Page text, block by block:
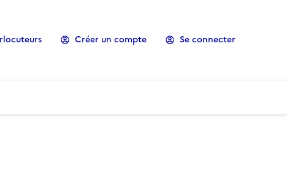
Créer un compte Se connecter